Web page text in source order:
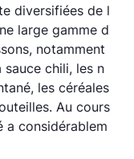
diversifiées de l
large gamme d
notamment
sauce chili, les n
les céréales
Au cours
a considérablem